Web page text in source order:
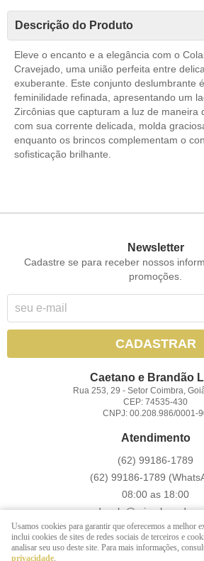
Descrição do Produto
Eleve o encanto e a elegância com o
Cravejado, uma união perfeita entre
exuberante. Este conjunto deslumbrante
feminilidade refinada, apresentando um
Zircônias que capturam a luz de maneira
com sua corrente delicada, molda
enquanto os brincos complementam o
sofisticação brilhante.
Newsletter
Cadastre se para receber nossos
promoções.
CADASTRAR
Caetano e Brandão
Rua 253, 29 -Setor Coimbra,
CEP: 74535-430
CNPJ: 00.208.986/0001-
Atendimento
(62) 99186-1789
(62) 99186-1789
08:00 as 18:00
LOJA VIRTUAL CRIADA POR
Usamos cookies para garantir que oferecemos a melhor
inclui cookies de sites de redes sociais de terceiros e
analisar seu uso deste site. Para mais informações,
privacidade.